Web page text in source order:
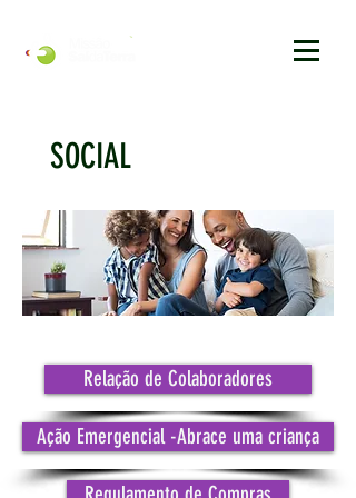
SOCIAL
Relação de Colaboradores
Ação Emergencial -Abrace uma criança